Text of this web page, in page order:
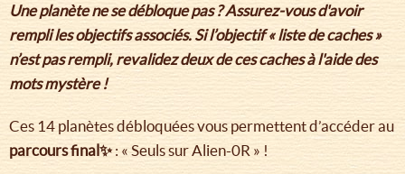
Une planète ne se débloque pas ? Assurez-vous d'avoir
rempli les objectifs associés. Si l’objectif « liste de caches »
n’est pas rempli, revalidez deux de ces caches à l'aide des
mots mystère !
Ces 14 planètes débloquées vous permettent d’accéder au
parcours final✨: « Seuls sur Alien-0R » !